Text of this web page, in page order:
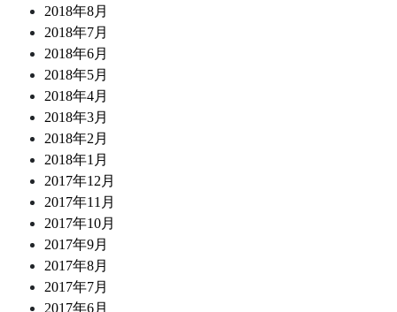
2018年8月
2018年7月
2018年6月
2018年5月
2018年4月
2018年3月
2018年2月
2018年1月
2017年12月
2017年11月
2017年10月
2017年9月
2017年8月
2017年7月
2017年6月